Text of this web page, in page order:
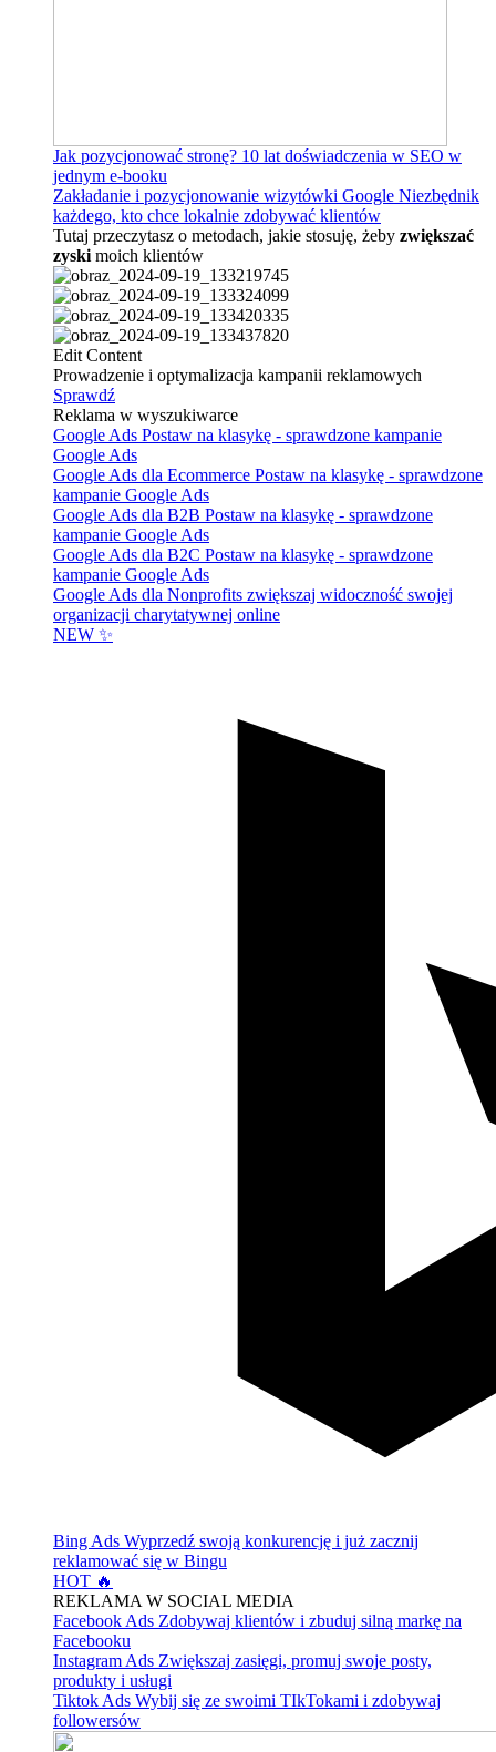
Jak pozycjonować stronę? 10 lat doświadczenia w SEO w
jednym e-booku
Zakładanie i pozycjonowanie wizytówki Google Niezbędnik
każdego, kto chce lokalnie zdobywać klientów
Tutaj przeczytasz o metodach, jakie stosuję, żeby zwiększać
zyski moich klientów
Edit Content
Prowadzenie i optymalizacja kampanii reklamowych
Sprawdź
Reklama w wyszukiwarce
Google Ads Postaw na klasykę - sprawdzone kampanie
Google Ads
Google Ads dla Ecommerce Postaw na klasykę - sprawdzone
kampanie Google Ads
Google Ads dla B2B Postaw na klasykę - sprawdzone
kampanie Google Ads
Google Ads dla B2C Postaw na klasykę - sprawdzone
kampanie Google Ads
Google Ads dla Nonprofits zwiększaj widoczność swojej
organizacji charytatywnej online
NEW ✨
Bing Ads Wyprzedź swoją konkurencję i już zacznij
reklamować się w Bingu
HOT 🔥
REKLAMA W SOCIAL MEDIA
Facebook Ads Zdobywaj klientów i zbuduj silną markę na
Facebooku
Instagram Ads Zwiększaj zasięgi, promuj swoje posty,
produkty i usługi
Tiktok Ads Wybij się ze swoimi TIkTokami i zdobywaj
followersów